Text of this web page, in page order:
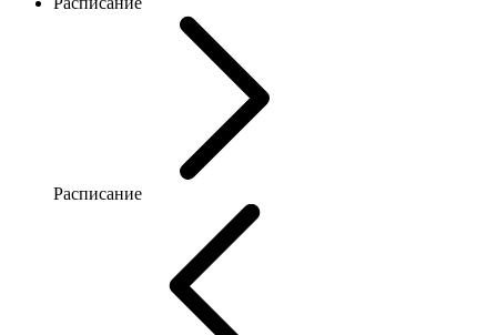
Расписание